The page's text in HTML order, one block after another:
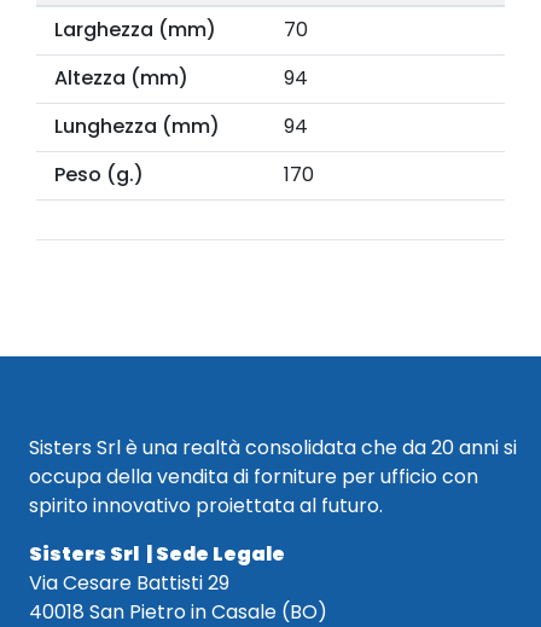
Larghezza (mm)
70
Altezza (mm)
94
Lunghezza (mm)
94
Peso (g.)
170
Sisters Srl è una realtà consolidata che da 20 anni si
occupa della vendita di forniture per ufficio con
spirito innovativo proiettata al futuro.
Sisters Srl | Sede Legale
Via Cesare Battisti 29
40018 San Pietro in Casale (BO)